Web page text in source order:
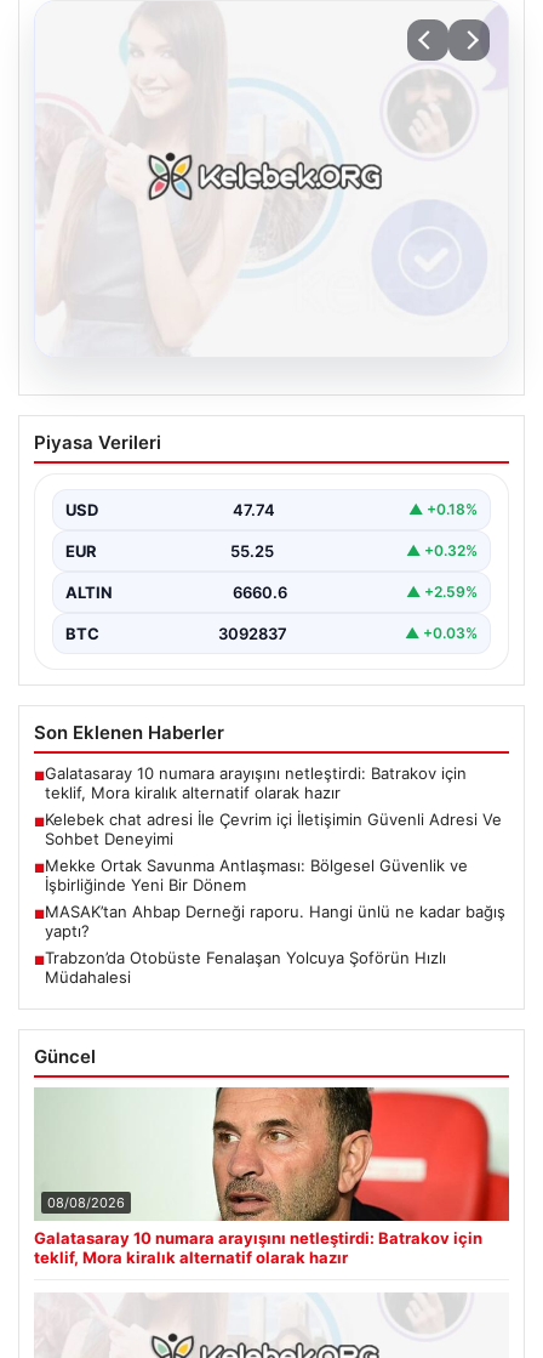
Kelebek chat adresi İle Çevrim içi
İletişimin Güvenli Adresi Ve Sohbet
Sanal çağında bireylerin kaliteli bir tarzda irtibat kurması
Piyasa Verileri
USD 47.74 ▲ +0.18%
EUR 55.25 ▲ +0.32%
ALTIN 6660.6 ▲ +2.59%
BTC 3092837 ▲ +0.03%
Son Eklenen Haberler
■Galatasaray 10 numara arayışını netleştirdi: Batrakov için
teklif, Mora kiralık alternatif olarak hazır
■Kelebek chat adresi İle Çevrim içi İletişimin Güvenli Adresi Ve
Sohbet Deneyimi
■Mekke Ortak Savunma Antlaşması: Bölgesel Güvenlik ve
İşbirliğinde Yeni Bir Dönem
■MASAK’tan Ahbap Derneği raporu. Hangi ünlü ne kadar bağış
yaptı?
■Trabzon’da Otobüste Fenalaşan Yolcuya Şoförün Hızlı
Müdahalesi
Güncel
08/08/2026
Galatasaray 10 numara arayışını netleştirdi: Batrakov için
teklif, Mora kiralık alternatif olarak hazır